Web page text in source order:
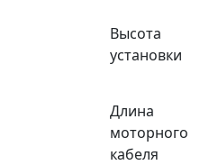
Высота
установки
Длина
моторного
кабеля